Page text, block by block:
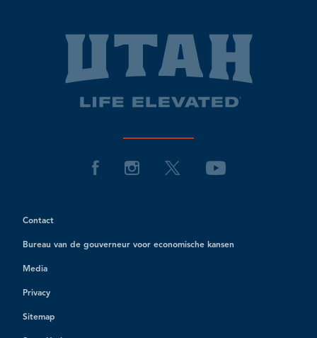
Contact
Bureau van de gouverneur voor economische kansen
Media
Privacy
Sitemap